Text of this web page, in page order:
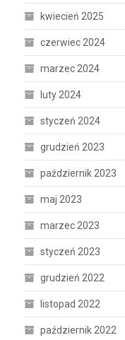
kwiecień 2025
czerwiec 2024
marzec 2024
luty 2024
styczeń 2024
grudzień 2023
październik 2023
maj 2023
marzec 2023
styczeń 2023
grudzień 2022
listopad 2022
październik 2022